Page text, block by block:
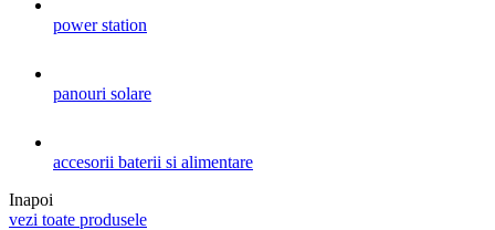
power station
panouri solare
accesorii baterii si alimentare
Inapoi
vezi toate produsele